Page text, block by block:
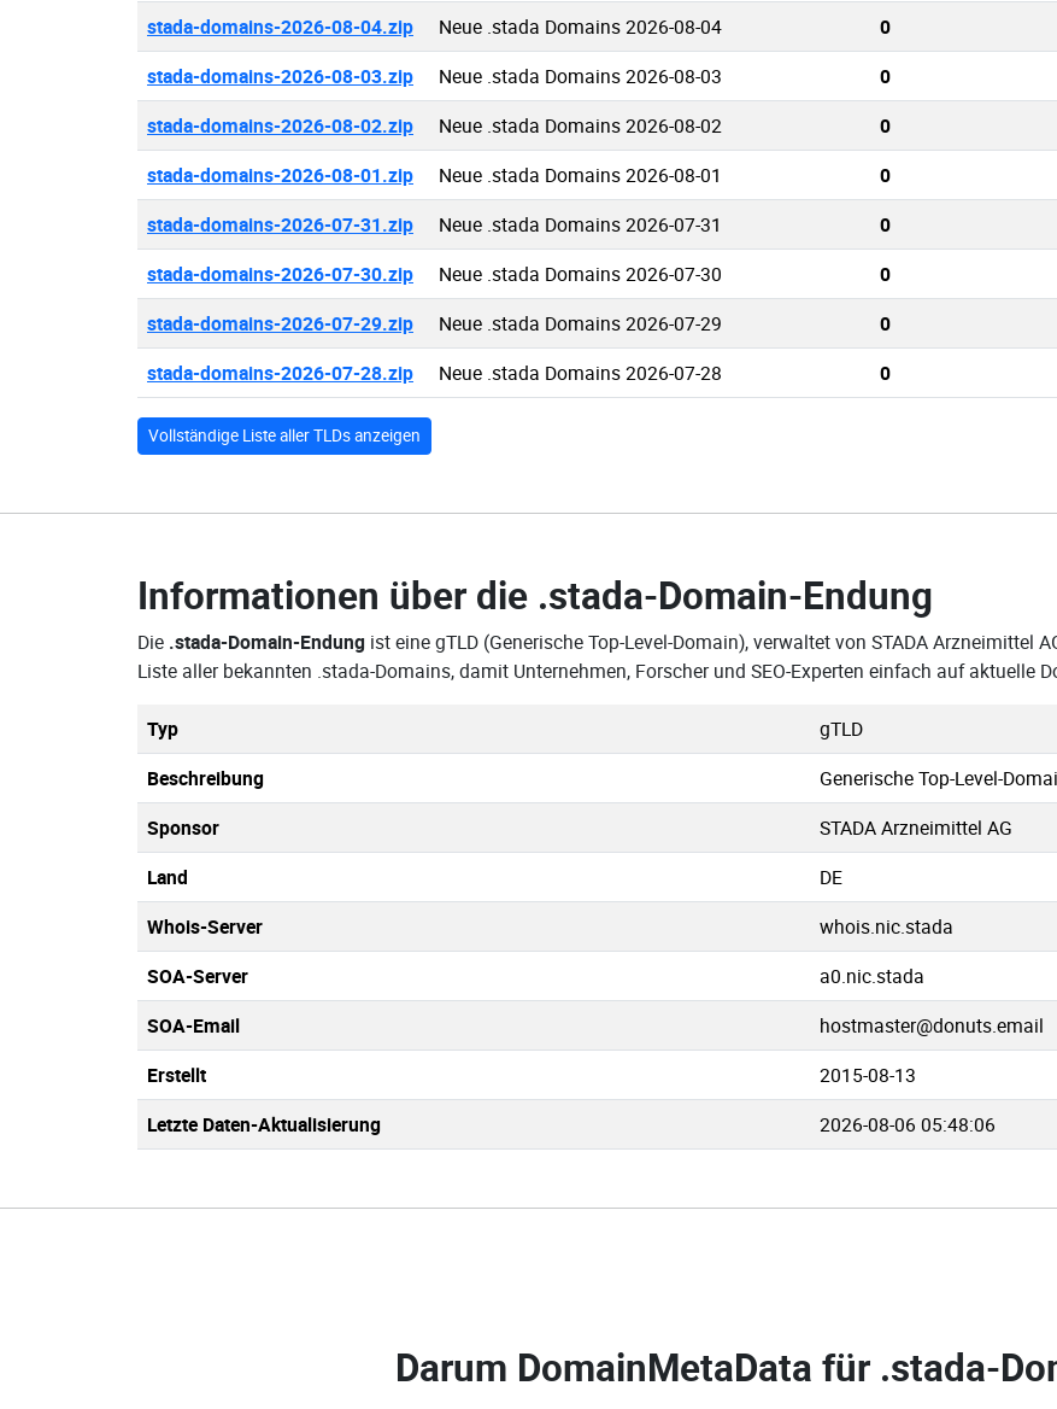
stada-domains-2026-08-04.zip Neue .stada Domains 2026-08-04 0
stada-domains-2026-08-03.zip Neue .stada Domains 2026-08-03 0
stada-domains-2026-08-02.zip Neue .stada Domains 2026-08-02 0
stada-domains-2026-08-01.zip Neue .stada Domains 2026-08-01 0
stada-domains-2026-07-31.zip Neue .stada Domains 2026-07-31 0
stada-domains-2026-07-30.zip Neue .stada Domains 2026-07-30 0
stada-domains-2026-07-29.zip Neue .stada Domains 2026-07-29 0
stada-domains-2026-07-28.zip Neue .stada Domains 2026-07-28 0
Vollständige Liste aller TLDs anzeigen
Informationen über die .stada-Domain-Endung
Die .stada-Domain-Endung ist eine gTLD (Generische Top-Level-Domain), verwaltet von STADA Arzneimittel
Liste aller bekannten .stada-Domains, damit Unternehmen, Forscher und SEO-Experten einfach auf aktuelle
Typ
gTLD
Beschreibung
Generische Top-Level-
Sponsor
STADA Arzneimittel AG
Land
DE
Whois-Server
whois.nic.stada
SOA-Server
a0.nic.stada
SOA-Email
hostmaster@donuts.email
Erstellt
2015-08-13
Letzte Daten-Aktualisierung
2026-08-06 05:48:06
Darum DomainMetaData für .stada-